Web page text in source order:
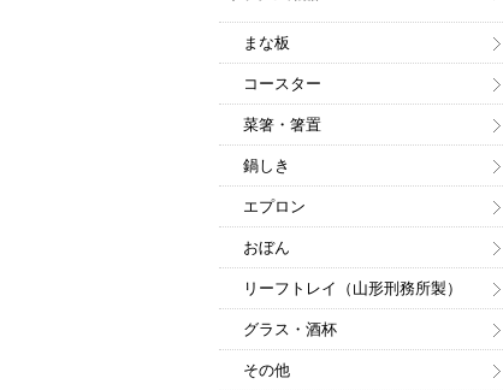
まな板
コースター
菜箸・箸置
鍋しき
エプロン
おぼん
リーフトレイ（山形刑務所製）
グラス・酒杯
その他